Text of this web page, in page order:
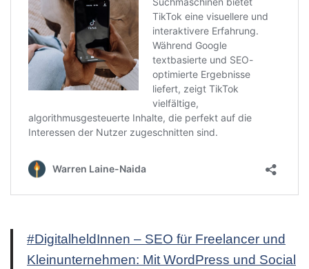
#DigitalheldInnen – SEO für Freelancer und
Kleinunternehmen: Mit WordPress und Social